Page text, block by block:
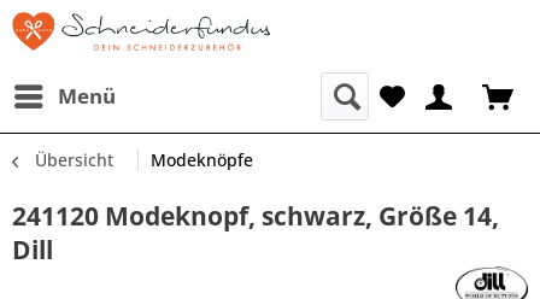
Menü
Übersicht Modeknöpfe
241120 Modeknopf, schwarz, Größe 14,
Dill